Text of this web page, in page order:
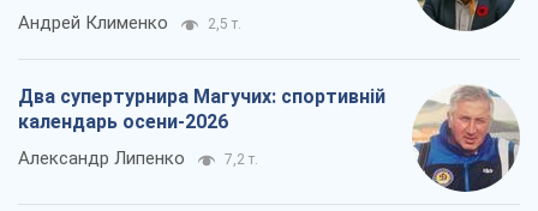
Андрей Клименко 2,5 т.
Два супертурнира Магучих: спортивній
календарь осени-2026
Александр Липенко 7,2 т.